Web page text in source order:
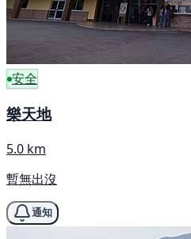
安全
樂天地
5.0 km
暫無出沒
通知